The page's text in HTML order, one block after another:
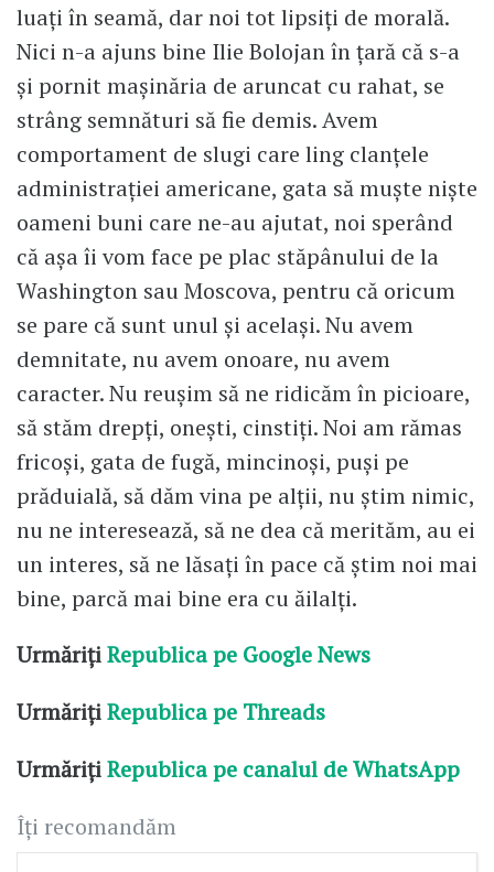
luați în seamă, dar noi tot lipsiți de morală.
Nici n-a ajuns bine Ilie Bolojan în țară că s-a
și pornit mașinăria de aruncat cu rahat, se
strâng semnături să fie demis. Avem
comportament de slugi care ling clanțele
administrației americane, gata să muște niște
oameni buni care ne-au ajutat, noi sperând
că așa îi vom face pe plac stăpânului de la
Washington sau Moscova, pentru că oricum
se pare că sunt unul și același. Nu avem
demnitate, nu avem onoare, nu avem
caracter. Nu reușim să ne ridicăm în picioare,
să stăm drepți, onești, cinstiți. Noi am rămas
fricoși, gata de fugă, mincinoși, puși pe
prăduială, să dăm vina pe alții, nu știm nimic,
nu ne interesează, să ne dea că merităm, au ei
un interes, să ne lăsați în pace că știm noi mai
bine, parcă mai bine era cu ăilalți.
UrmărițiRepublica pe Google News
UrmărițiRepublica pe Threads
UrmărițiRepublica pe canalul de WhatsApp
Îți recomandăm